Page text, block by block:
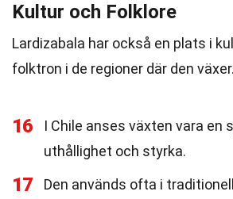
Kultur och Folklore
Lardizabala har också en plats i
folktron i de regioner där den växer.
16
I Chile anses växten vara en
uthållighet och styrka.
17
Den används ofta i